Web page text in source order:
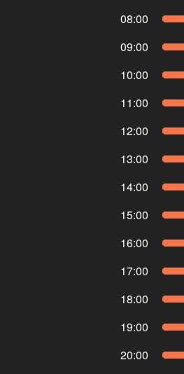
08:00
09:00
10:00
11:00
12:00
13:00
14:00
15:00
16:00
17:00
18:00
19:00
20:00